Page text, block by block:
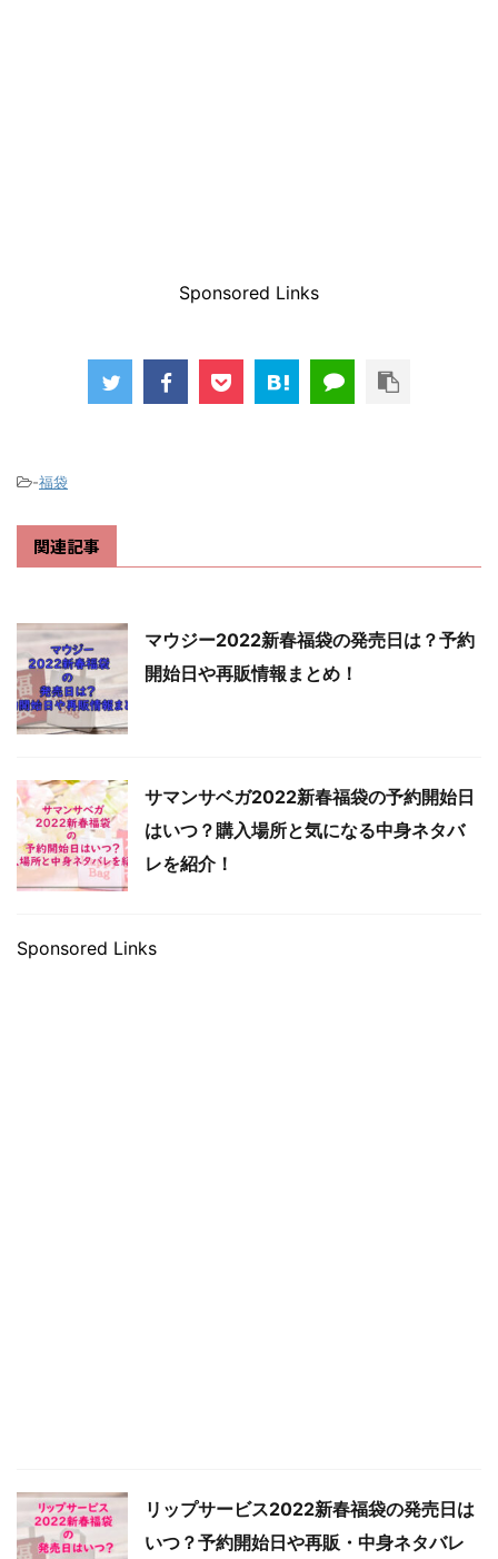
Sponsored Links
-福袋
関連記事
マウジー2022新春福袋の発売日は？予約
開始日や再販情報まとめ！
サマンサベガ2022新春福袋の予約開始日
はいつ？購入場所と気になる中身ネタバ
レを紹介！
Sponsored Links
リップサービス2022新春福袋の発売日は
いつ？予約開始日や再販・中身ネタバレ